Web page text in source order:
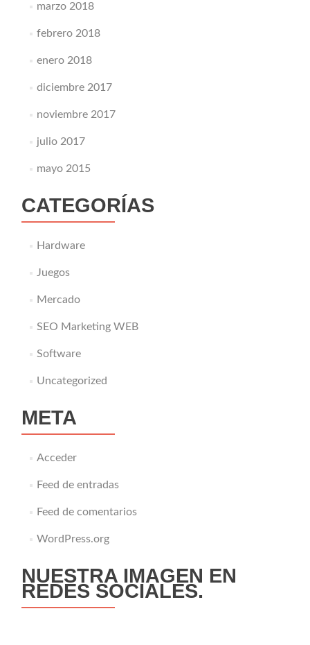
marzo 2018
febrero 2018
enero 2018
diciembre 2017
noviembre 2017
julio 2017
mayo 2015
CATEGORÍAS
Hardware
Juegos
Mercado
SEO Marketing WEB
Software
Uncategorized
META
Acceder
Feed de entradas
Feed de comentarios
WordPress.org
NUESTRA IMAGEN EN
REDES SOCIALES.